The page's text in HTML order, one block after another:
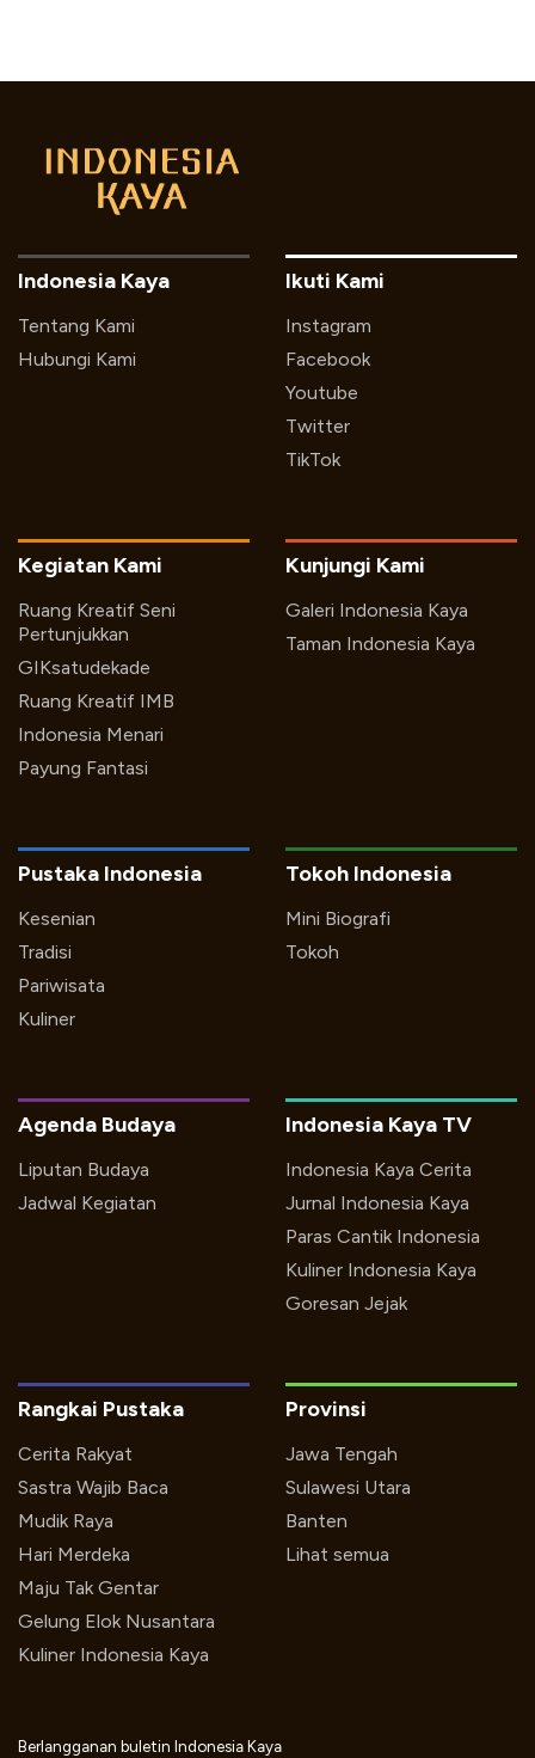
Indonesia Kaya
Tentang Kami
Hubungi Kami
Ikuti Kami
Instagram
Facebook
Youtube
Twitter
TikTok
Kegiatan Kami
Ruang Kreatif Seni
Pertunjukkan
GIKsatudekade
Ruang Kreatif IMB
Indonesia Menari
Payung Fantasi
Kunjungi Kami
Galeri Indonesia Kaya
Taman Indonesia Kaya
Pustaka Indonesia
Kesenian
Tradisi
Pariwisata
Kuliner
Tokoh Indonesia
Mini Biografi
Tokoh
Indonesia Kaya TV
Indonesia Kaya Cerita
Jurnal Indonesia Kaya
Paras Cantik Indonesia
Kuliner Indonesia Kaya
Goresan Jejak
Agenda Budaya
Liputan Budaya
Jadwal Kegiatan
Rangkai Pustaka
Cerita Rakyat
Sastra Wajib Baca
Mudik Raya
Hari Merdeka
Maju Tak Gentar
Gelung Elok Nusantara
Kuliner Indonesia Kaya
Provinsi
Jawa Tengah
Sulawesi Utara
Banten
Lihat semua
Berlangganan buletin Indonesia Kaya